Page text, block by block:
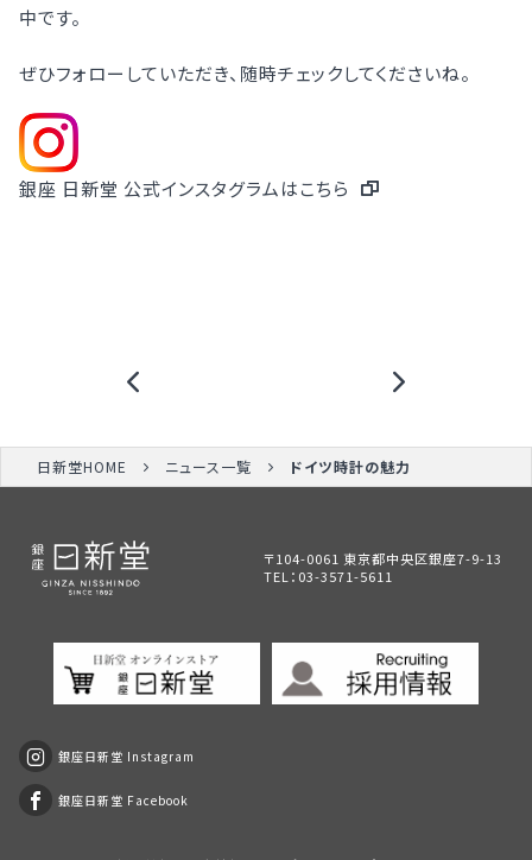
中です。
ぜひフォローしていただき、随時チェックしてくださいね。
銀座 日新堂 公式インスタグラムはこちら
日新堂HOME ニュース一覧 ドイツ時計の魅力
〒104-0061 東京都中央区銀座7-9-13
TEL： 03-3571-5611
銀座日新堂 Instagram
銀座日新堂 Facebook